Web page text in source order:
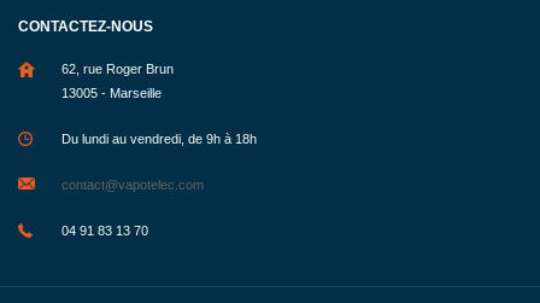
CONTACTEZ-NOUS
62, rue Roger Brun
13005 - Marseille
Du lundi au vendredi, de 9h à 18h
contact@vapotelec.com
04 91 83 13 70